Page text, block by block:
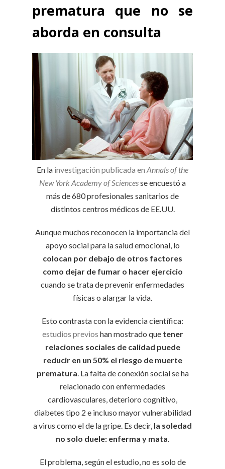
prematura que no se
aborda en consulta
En la investigación publicada en Annals of the
New York Academy of Sciencesse encuestó a
más de 680 profesionales sanitarios de
distintos centros médicos de EE.UU.
Aunque muchos reconocen la importancia del
apoyo social para la salud emocional, lo
colocan por debajo de otros factores
como dejar de fumar o hacer ejercicio
cuando se trata de prevenir enfermedades
físicas o alargar la vida.
Esto contrasta con la evidencia científica:
estudios previos han mostrado que tener
relaciones sociales de calidad puede
reducir en un 50% el riesgo de muerte
prematura. La falta de conexión social se ha
relacionado con enfermedades
cardiovasculares, deterioro cognitivo,
diabetes tipo 2 e incluso mayor vulnerabilidad
a virus como el de la gripe. Es decir, la soledad
no solo duele: enferma y mata.
El problema, según el estudio, no es solo de